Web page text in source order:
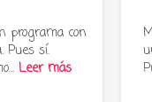
programa con
Pues sí.
Leer más